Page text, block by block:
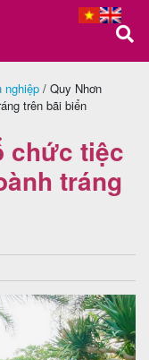
nghiệp / Quy Nhơn
trên bãi biển
chức tiệc
tráng